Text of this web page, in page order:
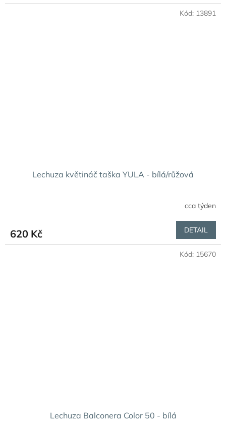
Lechuza květináč taška YULA - bílá/růžová
cca týden
620 Kč DETAIL
Kód: 13891
Lechuza Balconera Color 50 - bílá
Kód: 15670